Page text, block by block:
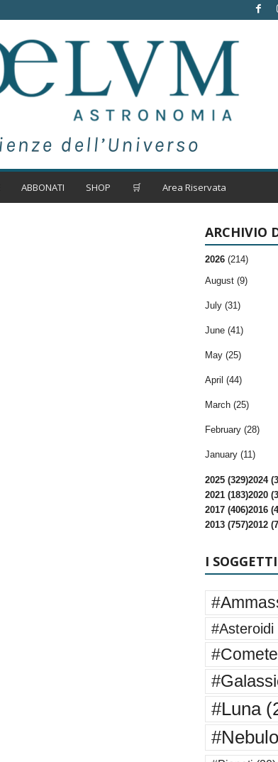
ABBONATI SHOP 🛒 Area Riservata
ARCHIVIO
2026 (214)
August (9)
July (31)
June (41)
May (25)
April (44)
March (25)
February (28)
January (11)
2025 (329)2024
2021 (183)2020
2017 (406)2016
2013 (757)2012
I
#Asteroidi
#Comete
#Luna